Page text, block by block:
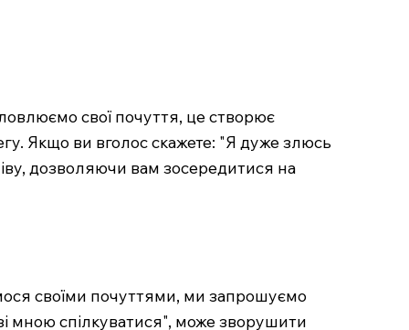
свої почуття, це створює
Якщо ви вголос скажете: "Я дуже злюсь
дозволяючи вам зосередитися на
своїми почуттями, ми запрошуємо
мною спілкуватися", може зворушити